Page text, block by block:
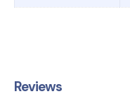
Reviews